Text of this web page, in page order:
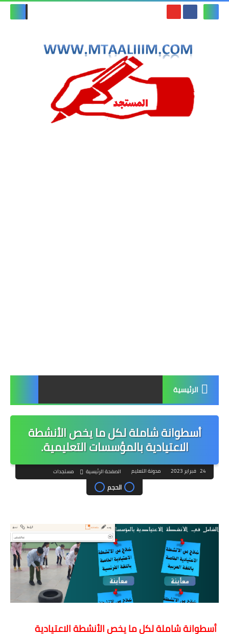
الرئيسية
أسطوانة شاملة لكل ما يخص الأنشطة
الاعتيادية بالمؤسسات التعليمية.
24 فبراير 2023 مدونة التعليم الصفحة الرئيسية مستجدات
الحجم